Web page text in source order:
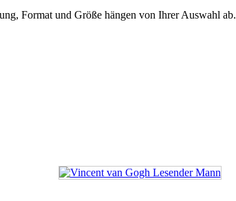
Format und Größe hängen von Ihrer Auswahl ab.